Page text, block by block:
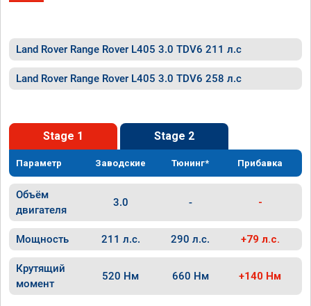
Land Rover Range Rover L405 3.0 TDV6 211 л.с
Land Rover Range Rover L405 3.0 TDV6 258 л.с
Stage 1 Stage 2
Параметр Заводские Тюнинг* Прибавка
Объём
двигателя
3.0 - -
Мощность 211 л.с. 290 л.с. +79 л.с.
Крутящий
момент
520 Нм 660 Нм +140 Нм